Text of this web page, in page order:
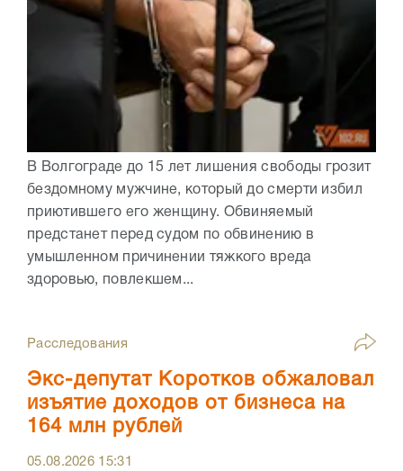
В Волгограде до 15 лет лишения свободы грозит
бездомному мужчине, который до смерти избил
приютившего его женщину. Обвиняемый
предстанет перед судом по обвинению в
умышленном причинении тяжкого вреда
здоровью, повлекшем...
Расследования
Экс-депутат Коротков обжаловал
изъятие доходов от бизнеса на
164 млн рублей
05.08.2026 15:31